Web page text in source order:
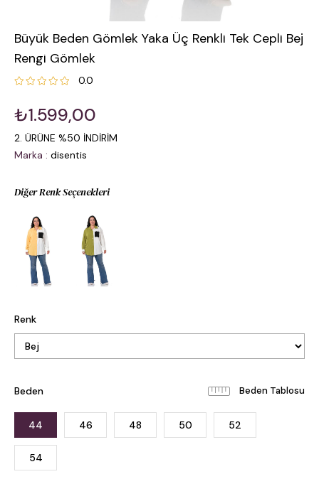
Büyük Beden Gömlek Yaka Üç Renkli Tek Cepli Bej
Rengi Gömlek
0.0
₺1.599,00
2. ÜRÜNE %50 İNDİRİM
Marka : disentis
Diğer Renk Seçenekleri
Renk
Beden Beden Tablosu
44 46 48 50 52
54